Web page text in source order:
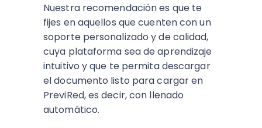
Nuestra recomendación es que te
fijes en aquellos que cuenten con un
soporte personalizado y de calidad,
cuya plataforma sea de aprendizaje
intuitivo y que te permita descargar
el documento listo para cargar en
PreviRed, es decir, con llenado
automático.